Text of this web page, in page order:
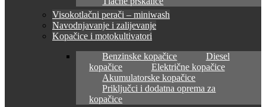
Visokotlačni perači – miniwash
Navodnjavanje i zalijevanje
Kopačice i motokultivatori
Benzinske kopačice
Diesel
kopačice
Električne kopačice
Akumulatorske kopačice
Priključci i dodatna oprema za
kopačice